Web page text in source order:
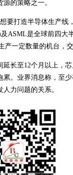
的策略之一。
打造半导体生产线
ASML是全球前四大
产一定数量的机台，
长至12个月以上，芯
。业界消息称，至
力问题的关系。